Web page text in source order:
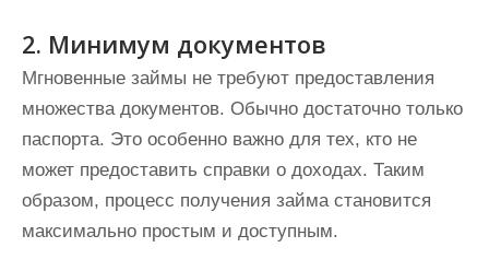
2. Минимум документов
Мгновенные займы не требуют предоставления
множества документов. Обычно достаточно только
паспорта. Это особенно важно для тех, кто не
может предоставить справки о доходах. Таким
образом, процесс получения займа становится
максимально простым и доступным.